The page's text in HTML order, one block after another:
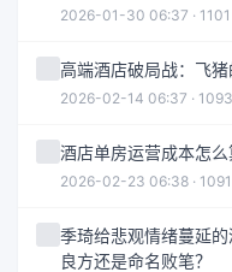
2026-01-30 06:37 ·
高端酒店破局战：飞
2026-02-14 06:37 ·
酒店单房运营成本怎
2026-02-23 06:38 ·
季琦给悲观情绪蔓延
良方还是命名败笔？